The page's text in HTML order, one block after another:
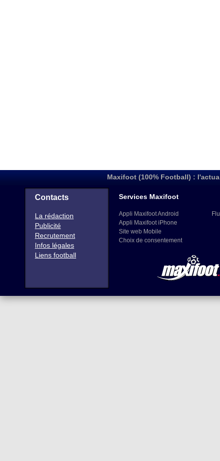
Maxifoot (100% Football) :
Contacts
La rédaction
Publicité
Recrutement
Infos légales
Liens football
Services Maxifoot
Appli Maxifoot Android
Appli Maxifoot iPhone
Site web Mobile
Choix de consentement